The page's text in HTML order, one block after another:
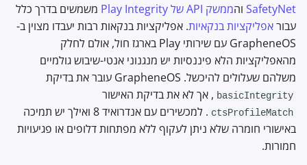
SafetyNet והממשק API של Play Integrity
משמשים בדרך כלל
עבוראפליקציות בנקאיות. אפליקציות בנקאות רבות יעבדו מצוין ב-
GrapheneOS עם שירותי Play בארגז חול, אולם לחלק
מהאפליקציות הלא פיננסיות יש מנגנוני אנטי-שיבוש גולמיים
משלהם שעלולים להיכשל. GrapheneOS עובר את בדיקת
basicIntegrity , אך לא את בדיקת האישור
ctsProfileMatch
. למכשירים עם אנדרואיד 8 ואילך יש תמיכה
באישורי חומרה שלא ניתן לעקוף ללא מפתחות דלופים או פגיעויות
חמורות.